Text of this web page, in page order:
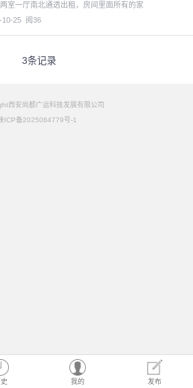
史 我的 发布
室一厅南北通透出租，房间里面所有的家
10-25 阅36
3条记录
西安尚都广运科技发展有限公司
ICP备2025084779号-1